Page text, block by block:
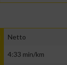
Netto
4:33 min/km